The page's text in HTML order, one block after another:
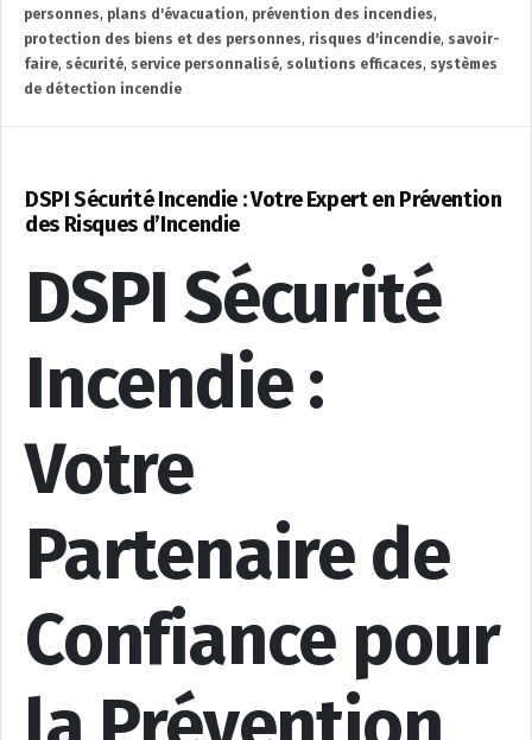
personnes, plans d'évacuation, prévention des incendies,
protection des biens et des personnes, risques d'incendie, savoir-
faire, sécurité, service personnalisé, solutions efficaces, systèmes
de détection incendie
DSPI Sécurité Incendie : Votre Expert en Prévention
des Risques d’Incendie
DSPI Sécurité
Incendie :
Votre
Partenaire de
Confiance pour